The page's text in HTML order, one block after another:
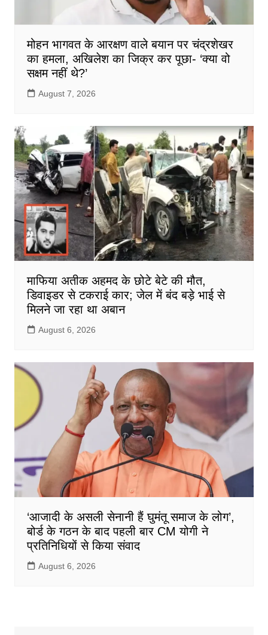
मोहन भागवत के आरक्षण वाले बयान पर चंद्रशेखर
का हमला, अखिलेश का जिक्र कर पूछा- ‘क्या वो
सक्षम नहीं थे?’
August 7, 2026
माफिया अतीक अहमद के छोटे बेटे की मौत,
डिवाइडर से टकराई कार; जेल में बंद बड़े भाई से
मिलने जा रहा था अबान
August 6, 2026
‘आजादी के असली सेनानी हैं घुमंतू समाज के लोग’,
बोर्ड के गठन के बाद पहली बार CM योगी ने
प्रतिनिधियों से किया संवाद
August 6, 2026